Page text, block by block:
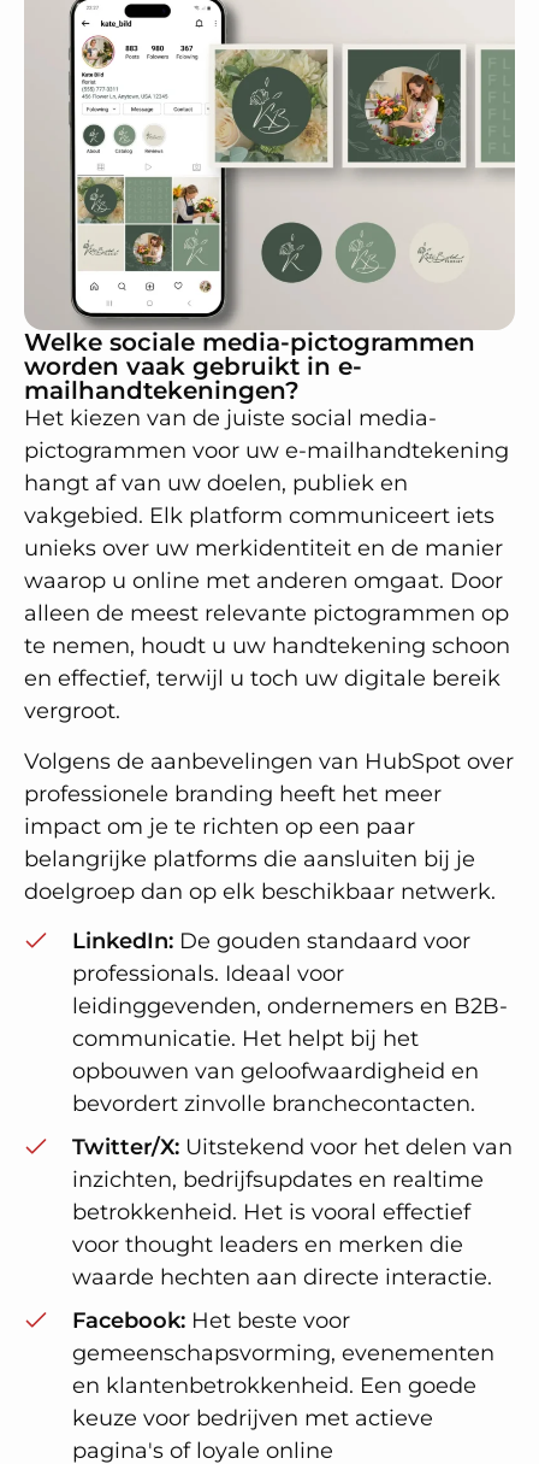
Welke sociale media-pictogrammen
worden vaak gebruikt in e-
mailhandtekeningen?
Het kiezen van de juiste social media-
pictogrammen voor uw e-mailhandtekening
hangt af van uw doelen, publiek en
vakgebied. Elk platform communiceert iets
unieks over uw merkidentiteit en de manier
waarop u online met anderen omgaat. Door
alleen de meest relevante pictogrammen op
te nemen, houdt u uw handtekening schoon
en effectief, terwijl u toch uw digitale bereik
vergroot.
Volgens de aanbevelingen van HubSpot over
professionele branding heeft het meer
impact om je te richten op een paar
belangrijke platforms die aansluiten bij je
doelgroep dan op elk beschikbaar netwerk.
LinkedIn:De gouden standaard voor
professionals. Ideaal voor
leidinggevenden, ondernemers en B2B-
communicatie. Het helpt bij het
opbouwen van geloofwaardigheid en
bevordert zinvolle branchecontacten.
Twitter/X:Uitstekend voor het delen van
inzichten, bedrijfsupdates en realtime
betrokkenheid. Het is vooral effectief
voor thought leaders en merken die
waarde hechten aan directe interactie.
Facebook:Het beste voor
gemeenschapsvorming, evenementen
en klantenbetrokkenheid. Een goede
keuze voor bedrijven met actieve
pagina's of loyale online